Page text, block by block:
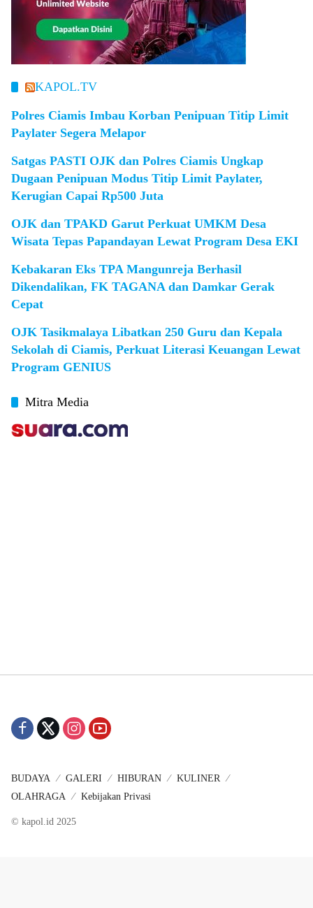
KAPOL.TV
Polres Ciamis Imbau Korban Penipuan Titip Limit
Paylater Segera Melapor
Satgas PASTI OJK dan Polres Ciamis Ungkap
Dugaan Penipuan Modus Titip Limit Paylater,
Kerugian Capai Rp500 Juta
OJK dan TPAKD Garut Perkuat UMKM Desa
Wisata Tepas Papandayan Lewat Program Desa EKI
Kebakaran Eks TPA Mangunreja Berhasil
Dikendalikan, FK TAGANA dan Damkar Gerak
Cepat
OJK Tasikmalaya Libatkan 250 Guru dan Kepala
Sekolah di Ciamis, Perkuat Literasi Keuangan Lewat
Program GENIUS
Mitra Media
BUDAYA GALERI HIBURAN
KULINER
OLAHRAGA
Kebijakan Privasi
© kapol.id 2025